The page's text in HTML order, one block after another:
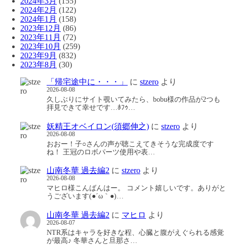
2024年2月 (122)
2024年1月 (158)
2023年12月 (86)
2023年11月 (72)
2023年10月 (259)
2023年9月 (832)
2023年8月 (30)
「帰宅途中に・・・」
に stzero より
2026-08-08
久しぶりにサイト覗いてみたら、bobu様の作品が2つも
拝見できて幸せです…ﾎﾌｩ…
妖精王オベイロン(須郷伸之) に stzero より
2026-08-08
おおー！子○さんの声が聴こえてきそうな完成度です
ね！ 王冠のロボパーツ使用や表…
山南冬華 過去編2 に stzero より
2026-08-08
マヒロ様こんばんはー。 コメント嬉しいです。ありがと
うございます(●´ω｀●)…
山南冬華 過去編2 に マヒロ より
2026-08-07
NTR系はキャラを好きな程、心臓と腹がえぐられる感覚
が最高♪ 冬華さんと旦那さ…